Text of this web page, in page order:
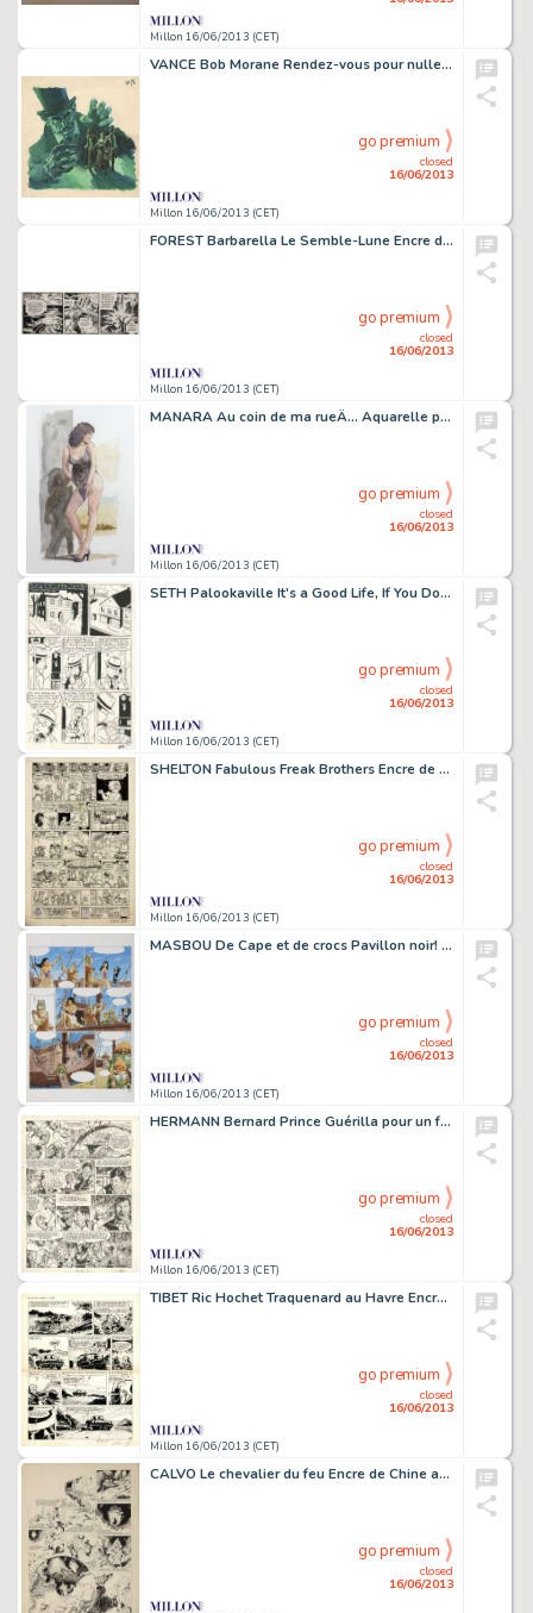
Millon 16/06/2013 (CET)
VANCE Bob Morane Rendez-vous pour nulle part Gouache pour la couverture
Millon 16/06/2013 (CET)
closed
16/06/2013
go premium
FOREST Barbarella Le Semble-Lune Encre de Chine pour le strip 27 de l
Millon 16/06/2013 (CET)
closed
16/06/2013
go premium
MANARA Au coin de ma rueÂ… Aquarelle pour cette grande brune particulièrement
Millon 16/06/2013 (CET)
closed
16/06/2013
go premium
SETH Palookaville It's a Good Life, If You Don't Weaken Encre de Chine
Millon 16/06/2013 (CET)
closed
16/06/2013
go premium
SHELTON Fabulous Freak Brothers Encre de Chine pour cette grande planche
Millon 16/06/2013 (CET)
closed
16/06/2013
go premium
MASBOU De Cape et de crocs Pavillon noir! Encre de Chine et de couleur
Millon 16/06/2013 (CET)
closed
16/06/2013
go premium
HERMANN Bernard Prince Guérilla pour un fantôme Encre de Chine pour la
Millon 16/06/2013 (CET)
closed
16/06/2013
go premium
TIBET Ric Hochet Traquenard au Havre Encre de Chine pour la planche 20
Millon 16/06/2013 (CET)
closed
16/06/2013
go premium
CALVO Le chevalier du feu Encre de Chine avec couleurs au dos pour la
closed
16/06/2013
go premium